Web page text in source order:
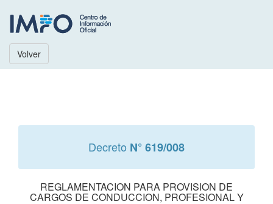
Volver
Decreto N° 619/008
REGLAMENTACION PARA PROVISION DE
CARGOS DE CONDUCCION, PROFESIONAL Y